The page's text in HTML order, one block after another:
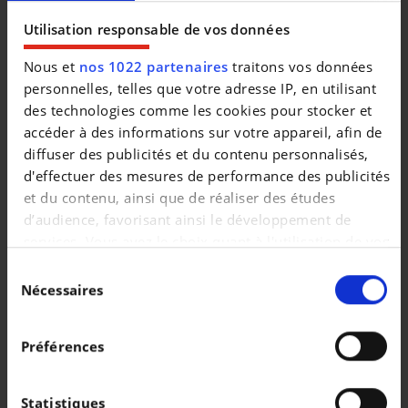
Utilisation responsable de vos données
Nous et nos 1022 partenaires traitons vos données
personnelles, telles que votre adresse IP, en utilisant
des technologies comme les cookies pour stocker et
accéder à des informations sur votre appareil, afin de
diffuser des publicités et du contenu personnalisés,
d'effectuer des mesures de performance des publicités
et du contenu, ainsi que de réaliser des études
d’audience, favorisant ainsi le développement de
services. Vous avez le choix quant à l'utilisation de vos
retirer votre consentement à tout moment en
consultant la Déclaration relative aux cookies ou en
Collecter des informations sur votre localisation
duNécessaires
Préférences
Statistiques
23.990 EUR|31.770 km
Xceed 1.6 GDi PHEV Dynamic Line DCT
20.990 EUR